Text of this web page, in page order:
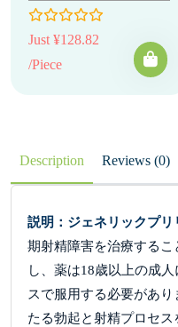
Just ¥128.82
/Piece
Description Reviews (0)
説明：ジェネリックプリ
期射精障害を治療する
し、薬は18歳以上の成
スで服用する必要があ
たる勃起と射精プロセ